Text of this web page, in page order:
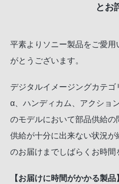
とお
平素よりソニー製品をご愛用
がとうございます。
デジタルイメージングカテゴ
α、ハンディカム、アクショ
のモデルにおいて部品供給
供給が十分に出来ない状況
のお届けまでしばらくお時間
【お届けに時間がかかる製品